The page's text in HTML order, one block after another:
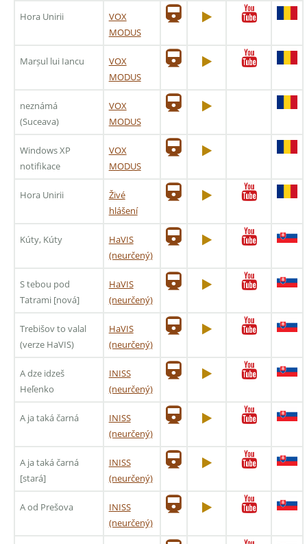
Hora Unirii
VOX
MODUS
Marșul lui Iancu
VOX
MODUS
neznámá
(Suceava)
VOX
MODUS
Windows XP
notifikace
VOX
MODUS
Hora Unirii
Živé
hlášení
Kúty, Kúty
HaVIS
(neurčený)
S tebou pod
Tatrami [nová]
HaVIS
(neurčený)
Trebišov to valal
(verze HaVIS)
HaVIS
(neurčený)
A dze idzeš
Heľenko
INISS
(neurčený)
A ja taká čarná
INISS
(neurčený)
A ja taká čarná
[stará]
INISS
(neurčený)
A od Prešova
INISS
(neurčený)